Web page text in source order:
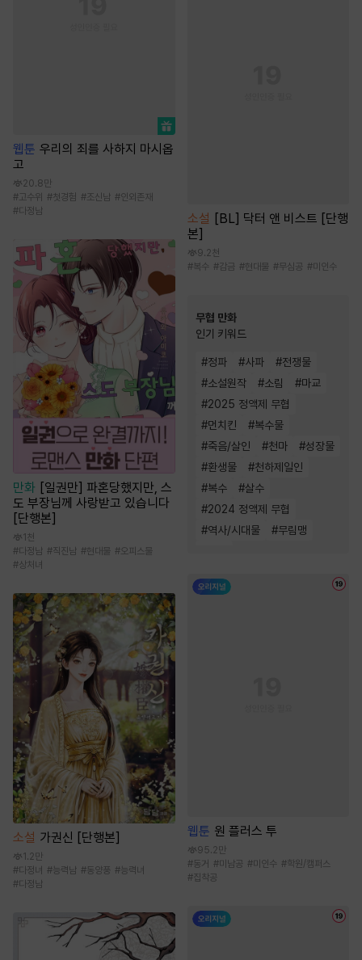
웹툰 우리의 죄를 사하지 마시옵
고
20.8만
#고수위 #첫경험 #조신남 #인외존재
#다정남
만화
[일권만] 파혼당했지만, 스
도 부장님께 사랑받고 있습니다
[단행본]
1천
#다정남 #직진남 #현대물 #오피스물
#상처녀
소설 가권신 [단행본]
1.2만
#다정녀 #능력남 #동양풍 #능력녀
#다정남
소설 [BL] 닥터 앤 비스트 [단행
본]
9.2천
#복수 #감금 #현대물 #무심공 #미인수
무협 만화
인기 키워드
#정파 #사파 #전쟁물
#소설원작 #소림 #마교
#2025 정액제 무협
#먼치킨 #복수물
#죽음/살인 #천마 #성장물
#환생물 #천하제일인
#복수 #살수
#2024 정액제 무협
#역사/시대물 #무림맹
웹툰 원 플러스 투
95.2만
#동거 #미남공 #미인수 #학원/캠퍼스
#집착공